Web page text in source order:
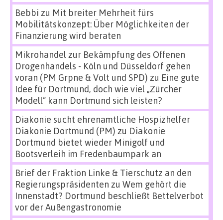
Bebbi zu Mit breiter Mehrheit fürs
Mobilitätskonzept: Über Möglichkeiten der
Finanzierung wird beraten
Mikrohandel zur Bekämpfung des Offenen
Drogenhandels - Köln und Düsseldorf gehen
voran (PM Grpne & Volt und SPD) zu Eine gute
Idee für Dortmund, doch wie viel „Zürcher
Modell“ kann Dortmund sich leisten?
Diakonie sucht ehrenamtliche Hospizhelfer
Diakonie Dortmund (PM) zu Diakonie
Dortmund bietet wieder Minigolf und
Bootsverleih im Fredenbaumpark an
Brief der Fraktion Linke & Tierschutz an den
Regierungspräsidenten zu Wem gehört die
Innenstadt? Dortmund beschließt Bettelverbot
vor der Außengastronomie